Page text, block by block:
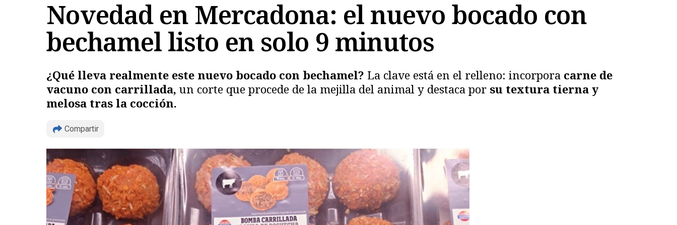
Novedad en Mercadona: el nuevo bocado con
bechamel listo en solo 9 minutos
¿Qué lleva realmente este nuevo bocado con bechamel? La clave está en el relleno: incorpora carne de
vacuno con carrillada, un corte que procede de la mejilla del animal y destaca por su textura tierna y
melosa tras la cocción.
Compartir